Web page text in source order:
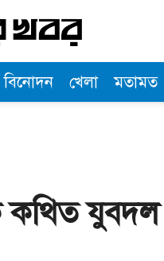
বিনোদন খেলা মতামত
কথিত